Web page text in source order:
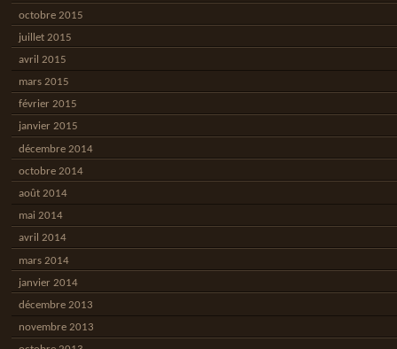
octobre 2015
juillet 2015
avril 2015
mars 2015
février 2015
janvier 2015
décembre 2014
octobre 2014
août 2014
mai 2014
avril 2014
mars 2014
janvier 2014
décembre 2013
novembre 2013